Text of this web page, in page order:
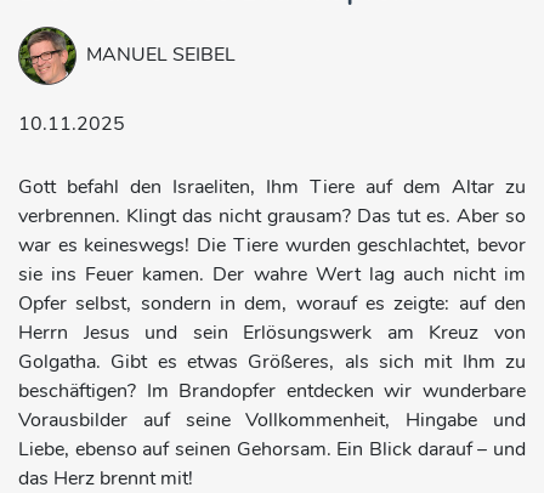
MANUEL SEIBEL
10.11.2025
Gott befahl den Israeliten, Ihm Tiere auf dem Altar zu
verbrennen. Klingt das nicht grausam? Das tut es. Aber so
war es keineswegs! Die Tiere wurden geschlachtet, bevor
sie ins Feuer kamen. Der wahre Wert lag auch nicht im
Opfer selbst, sondern in dem, worauf es zeigte: auf den
Herrn Jesus und sein Erlösungswerk am Kreuz von
Golgatha. Gibt es etwas Größeres, als sich mit Ihm zu
beschäftigen? Im Brandopfer entdecken wir wunderbare
Vorausbilder auf seine Vollkommenheit, Hingabe und
Liebe, ebenso auf seinen Gehorsam. Ein Blick darauf – und
das Herz brennt mit!